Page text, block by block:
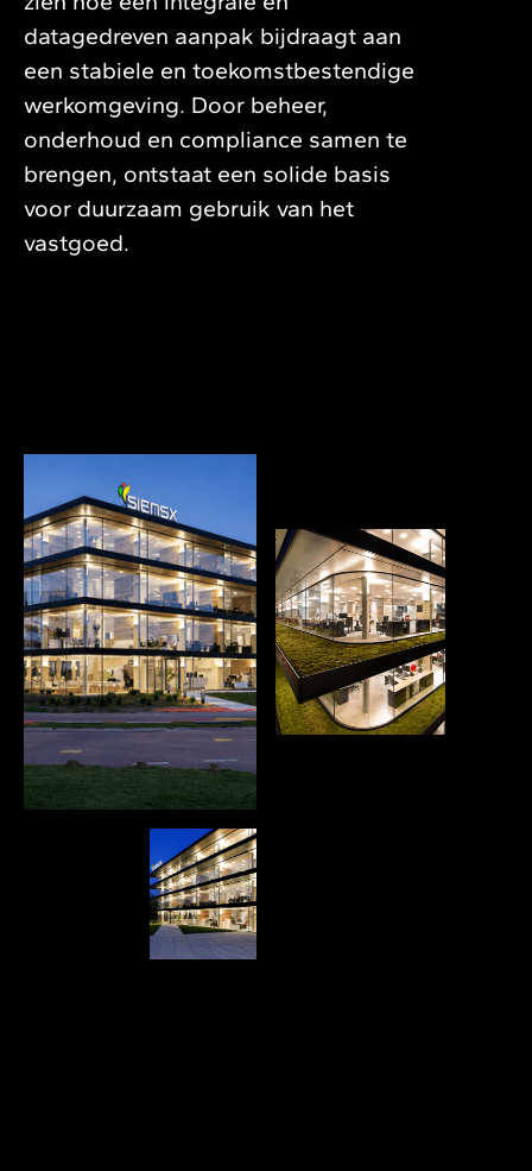
datagedreven aanpak bijdraagt aan
een stabiele en toekomstbestendige
werkomgeving. Door beheer,
onderhoud en compliance samen te
brengen, ontstaat een solide basis
voor duurzaam gebruik van het
vastgoed.